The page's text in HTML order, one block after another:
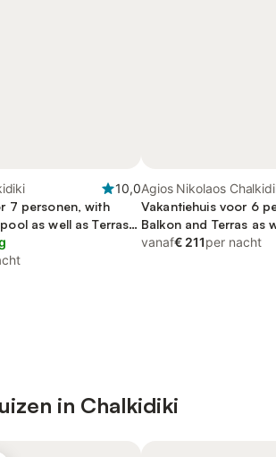
10,0
7 personen, with
as well as Terras
Agios Nikolaos
Schiereiland
Vakantiehuis voor 6
Balkon and Terras as
vanaf€ 211per nacht
in Chalkidiki